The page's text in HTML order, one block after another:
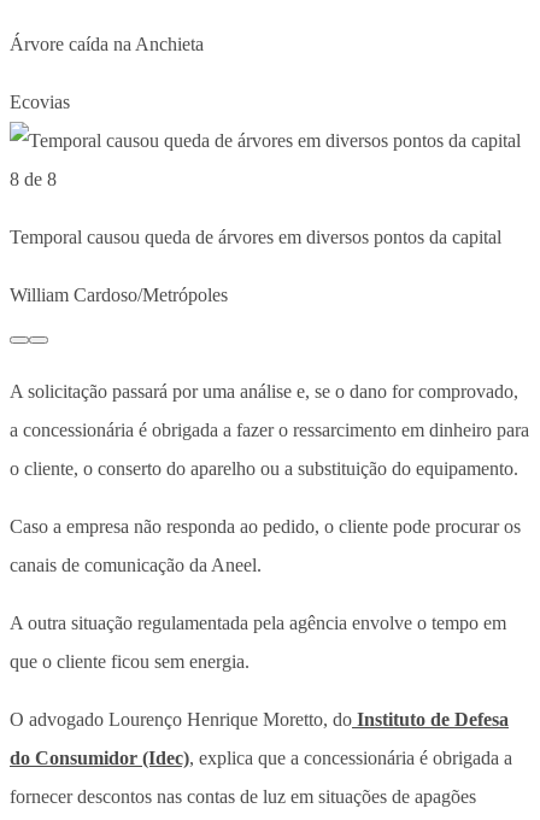
Árvore caída na Anchieta
Ecovias
8 de 8
Temporal causou queda de árvores em diversos pontos da capital
William Cardoso/Metrópoles
A solicitação passará por uma análise e, se o dano for comprovado,
a concessionária é obrigada a fazer o ressarcimento em dinheiro para
o cliente, o conserto do aparelho ou a substituição do equipamento.
Caso a empresa não responda ao pedido, o cliente pode procurar os
canais de comunicação da Aneel.
A outra situação regulamentada pela agência envolve o tempo em
que o cliente ficou sem energia.
O advogado Lourenço Henrique Moretto, do Instituto de Defesa
do Consumidor (Idec), explica que a concessionária é obrigada a
fornecer descontos nas contas de luz em situações de apagões